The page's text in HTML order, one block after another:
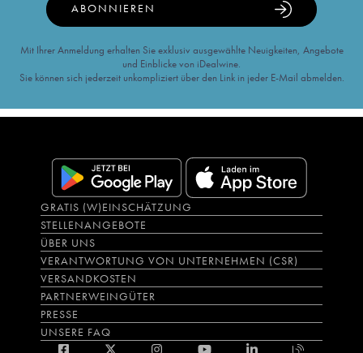
ABONNIEREN
Mit Ihrer Anmeldung erhalten Sie exklusiv ausgewählte Neuigkeiten, Angebote
und Einblicke von iDealwine.
Sie können sich jederzeit unkompliziert über den Link in jeder E-Mail abmelden.
GRATIS (W)EINSCHÄTZUNG
STELLENANGEBOTE
ÜBER UNS
VERANTWORTUNG VON UNTERNEHMEN (CSR)
VERSANDKOSTEN
PARTNERWEINGÜTER
PRESSE
UNSERE FAQ